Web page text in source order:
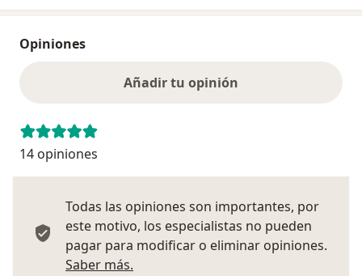
Opiniones
Añadir tu opinión
14 opiniones
Todas las opiniones son importantes, por
este motivo, los especialistas no pueden
pagar para modificar o eliminar opiniones.
Saber más.